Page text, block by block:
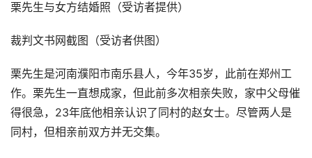
栗先生与女方结婚照（受访者提供）
裁判文书网截图（受访者供图）
栗先生是河南濮阳市南乐县人，今年35岁，此前在郑州工
作。栗先生一直想成家，但此前多次相亲失败，家中父母催
得很急，23年底他相亲认识了同村的赵女士。尽管两人是
同村，但相亲前双方并无交集。